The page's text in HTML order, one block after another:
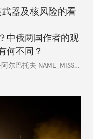
器及核风险的看
中俄两国作者的观
何不同？
尔巴托夫 NAME_MISSING